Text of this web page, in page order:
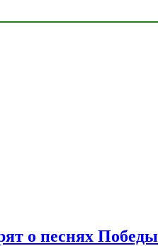
о песнях Победы